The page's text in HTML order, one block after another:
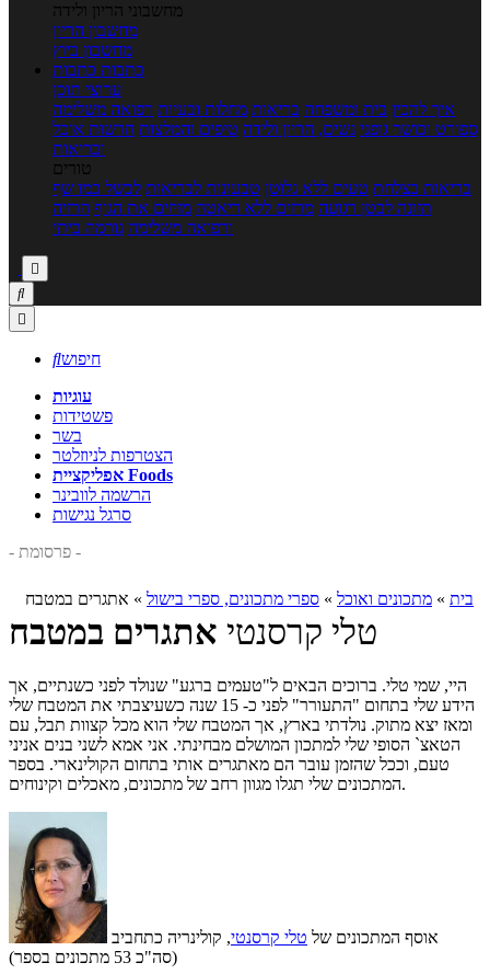
מחשבוני הריון ולידה
מחשבון הריון
מחשבון ביוץ
כתבות כתבות
ערוצי תוכן
איך להכין בית ומשפחה בריאות מחלות ובעיות רפואה משלימה
ספורט וכושר גופני נשים, הריון ולידה טיפים והמלצות חדשות אוכל
ובריאות
טורים
בריאות בצלחת טעים ללא גלוטן טבעונות לבריאות לבשל כמו שף
תזונה לבטן רגועה מרזים ללא דיאטה מזיזים את הגוף הרזיה
ורפואה משלימה גורמה ביתי



חיפוש
עוגיות
פשטידות
בשר
הצטרפות לניוזלטר
אפליקציית Foods
הרשמה לוובינר
סרגל נגישות
- פרסומת -
בית » מתכונים ואוכל » ספרי מתכונים, ספרי בישול » אתגרים במטבח
טלי קרסנטי אתגרים במטבח
היי, שמי טלי. ברוכים הבאים ל"טעמים ברגע" שנולד לפני כשנתיים, אך
הידע שלי בתחום "התעורר" לפני כ- 15 שנה כשעיצבתי את המטבח שלי
ומאז יצא מתוק. נולדתי בארץ, אך המטבח שלי הוא מכל קצוות תבל, עם
הטאצ` הסופי שלי למתכון המושלם מבחינתי. אני אמא לשני בנים אניני
טעם, וככל שהזמן עובר הם מאתגרים אותי בתחום הקולינארי. בספר
המתכונים שלי תגלו מגוון רחב של מתכונים, מאכלים וקינוחים.
אוסף המתכונים של טלי קרסנטי, קולינריה כתחביב
(סה"כ 53 מתכונים בספר)